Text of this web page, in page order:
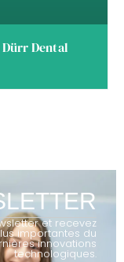
Dürr Dental
et recevez
importantes du
innovations
technologiques.